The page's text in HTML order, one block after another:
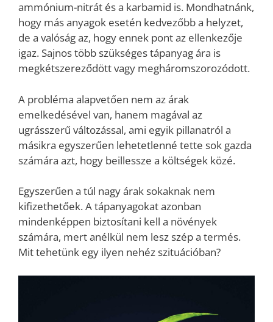
ammónium-nitrát és a karbamid is. Mondhatnánk,
hogy más anyagok esetén kedvezőbb a helyzet,
de a valóság az, hogy ennek pont az ellenkezője
igaz. Sajnos több szükséges tápanyag ára is
megkétszereződött vagy megháromszorozódott.
A probléma alapvetően nem az árak
emelkedésével van, hanem magával az
ugrásszerű változással, ami egyik pillanatról a
másikra egyszerűen lehetetlenné tette sok gazda
számára azt, hogy beillessze a költségek közé.
Egyszerűen a túl nagy árak sokaknak nem
kifizethetőek. A tápanyagokat azonban
mindenképpen biztosítani kell a növények
számára, mert anélkül nem lesz szép a termés.
Mit tehetünk egy ilyen nehéz szituációban?